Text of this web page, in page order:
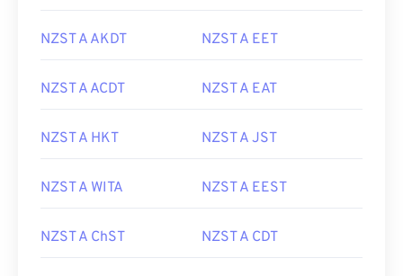
NZST A AKDT NZST A EET
NZST A ACDT NZST A EAT
NZST A HKT NZST A JST
NZST A WITA NZST A EEST
NZST A ChST NZST A CDT